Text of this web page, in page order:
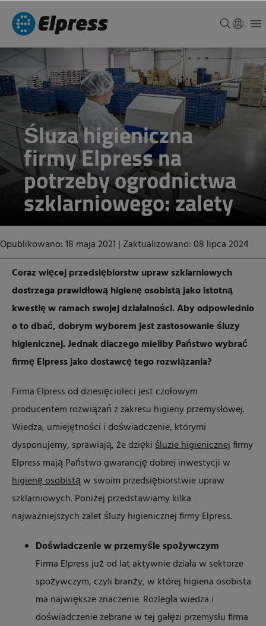
Śluza higieniczna
firmy Elpress na
potrzeby ogrodnictwa
szklarniowego: zalety
Opublikowano: 18 maja 2021 | Zaktualizowano: 08 lipca 2024
Coraz więcej przedsiębiorstw upraw szklarniowych
dostrzega prawidłową higienę osobistą jako istotną
kwestię w ramach swojej działalności. Aby odpowiednio
o to dbać, dobrym wyborem jest zastosowanie śluzy
higienicznej. Jednak dlaczego mieliby Państwo wybrać
firmę Elpress jako dostawcę tego rozwiązania?
Firma Elpress od dziesięcioleci jest czołowym
producentem rozwiązań z zakresu higieny przemysłowej.
Wiedza, umiejętności i doświadczenie, którymi
dysponujemy, sprawiają, że dziękiśluzie higienicznejfirmy
Elpress mają Państwo gwarancję dobrej inwestycji w
higienę osobistąw swoim przedsiębiorstwie upraw
szklarniowych. Poniżej przedstawiamy kilka
najważniejszych zalet śluzy higienicznej firmy Elpress.
Doświadczenie w przemyśle spożywczym
Firma Elpress już od lat aktywnie działa w sektorze
spożywczym, czyli branży, w której higiena osobista
ma największe znaczenie. Rozległa wiedza i
doświadczenie zebrane w tej gałęzi przemysłu firma